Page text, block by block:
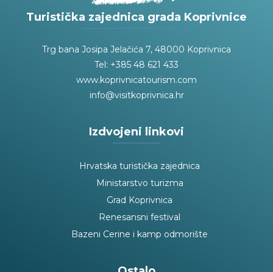
Turistička zajednica grada Koprivnice
Trg bana Josipa Jelačića 7, 48000 Koprivnica
Tel: +385 48 621 433
www.koprivnicatourism.com
info@visitkoprivnica.hr
Izdvojeni linkovi
Hrvatska turistička zajednica
Ministarstvo turizma
Grad Koprivnica
Renesansni festival
Bazeni Cerine i kamp odmorište